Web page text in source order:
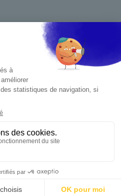
€
cinq fruits et légumes par jour, plus
de 18 ans
de l'acheteur est exigée au
en ligne. CODE DE LA SANTÉ